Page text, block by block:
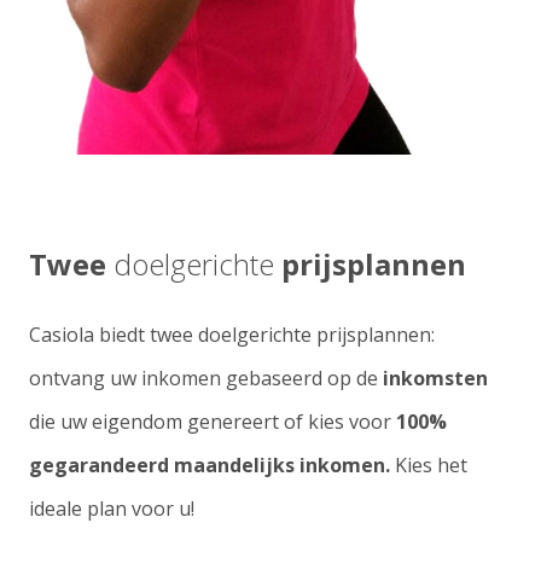
Twee doelgerichte prijsplannen
Casiola biedt twee doelgerichte prijsplannen:
ontvang uw inkomen gebaseerd op de inkomsten
die uw eigendom genereert of kies voor 100%
gegarandeerd maandelijks inkomen. Kies het
ideale plan voor u!